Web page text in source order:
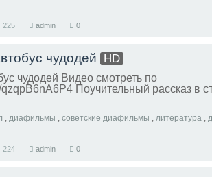
225 admin 0
чудодей HD
чудодей Видео смотреть по
Поучительный рассказ в
, диафильмы , советские диафильмы , литература ,
224 admin 0